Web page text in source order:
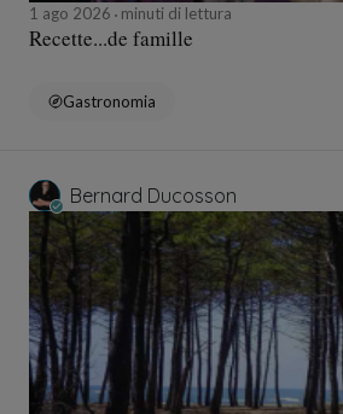
1 ago 2026 minuti di lettura
Recette...de famille
Gastronomia
Bernard Ducosson